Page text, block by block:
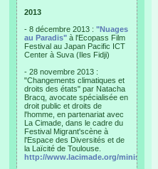
2013
- 8 décembre 2013 : "Nuages
au Paradis" à l'Ecopass Film
Festival au Japan Pacific ICT
Center à Suva (Iles Fidji)
- 28 novembre 2013 :
"Changements climatiques et
droits des états" par Natacha
Bracq, avocate spécialisée en
droit public et droits de
l'homme, en partenariat avec
La Cimade, dans le cadre du
Festival Migrant'scène à
l'Espace des Diversités et de
la Laïcité de Toulouse.
http://www.lacimade.org/minisites/